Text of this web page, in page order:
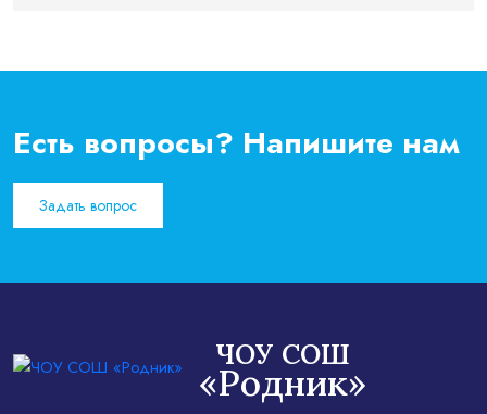
Есть вопросы? Напишите нам
Задать вопрос
ЧОУ СОШ
«Родник»